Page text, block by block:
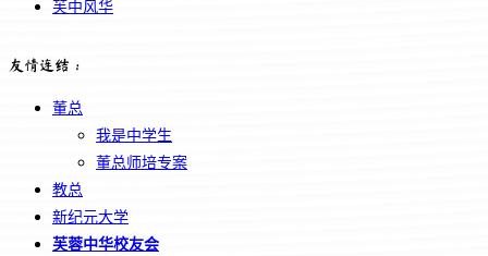
芙中风华
友情连结：
董总
我是中学生
董总师培专案
教总
新纪元大学
芙蓉中华校友会